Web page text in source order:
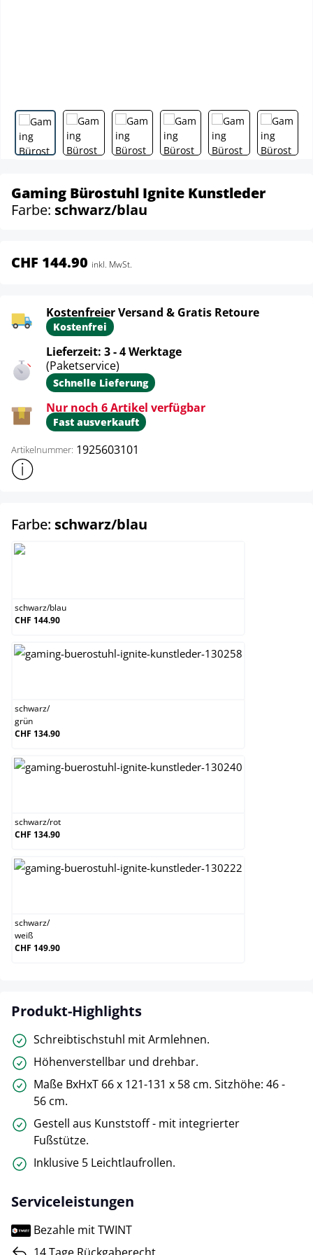
Gaming Bürostuhl Ignite Kunstleder
Farbe: schwarz/blau
CHF 144.90 inkl. MwSt.
Kostenfreier Versand & Gratis Retoure
Kostenfrei
Lieferzeit: 3 - 4 Werktage
(Paketservice)
Schnelle Lieferung
Nur noch 6 Artikel verfügbar
Fast ausverkauft
Artikelnummer: 1925603101
Weitere Produktinformationen anzeigen
Farbe: schwarz/blau
schwarz/blau
CHF 144.90
schwarz/
grün
CHF 134.90
schwarz/rot
CHF 134.90
schwarz/
weiß
CHF 149.90
Produkt-Highlights
Schreibtischstuhl mit Armlehnen.
Höhenverstellbar und drehbar.
Maße BxHxT 66 x 121-131 x 58 cm. Sitzhöhe: 46 -
56 cm.
Gestell aus Kunststoff - mit integrierter
Fußstütze.
Inklusive 5 Leichtlaufrollen.
Serviceleistungen
Bezahle mit TWINT